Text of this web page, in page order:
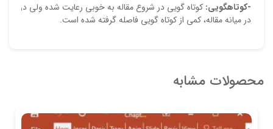
-کوتاه­گویی: کوتاه گویی در شروع مقاله به خوبی رعایت شده ولی در
در میانه مقاله، کمی از کوتاه گویی فاصله گرفته شده است.
محصولات مشابه